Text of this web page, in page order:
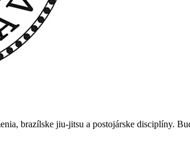
brazílske jiu-jitsu a postojárske disciplíny.